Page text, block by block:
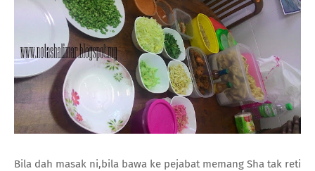
Bila dah masak ni,bila bawa ke pejabat memang Sha tak reti